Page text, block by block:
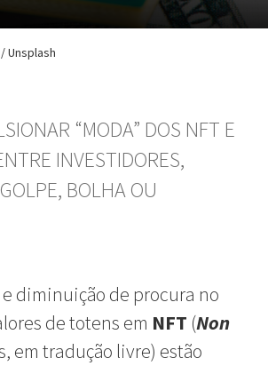
Unsplash
“MODA” DOS NFT E
INVESTIDORES,
BOLHA OU
diminuição de procura no
de totens em NFT (Non
em tradução livre) estão